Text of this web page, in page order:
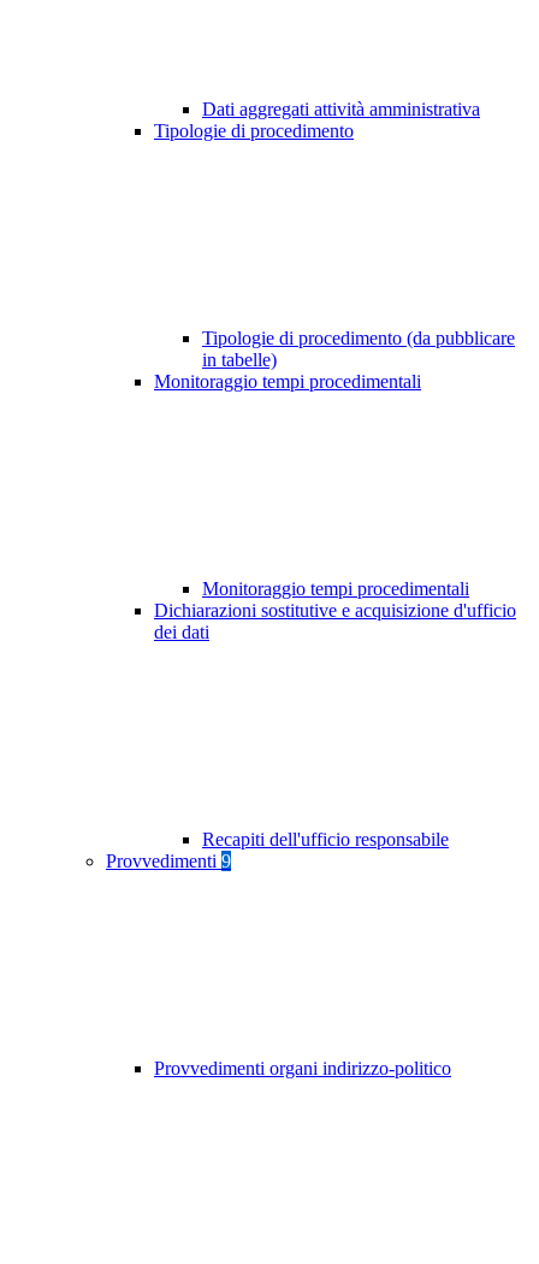
Dati aggregati attività amministrativa
Tipologie di procedimento
Tipologie di procedimento (da pubblicare
in tabelle)
Monitoraggio tempi procedimentali
Monitoraggio tempi procedimentali
Dichiarazioni sostitutive e acquisizione d'ufficio
dei dati
Recapiti dell'ufficio responsabile
Provvedimenti 9
Provvedimenti organi indirizzo-politico